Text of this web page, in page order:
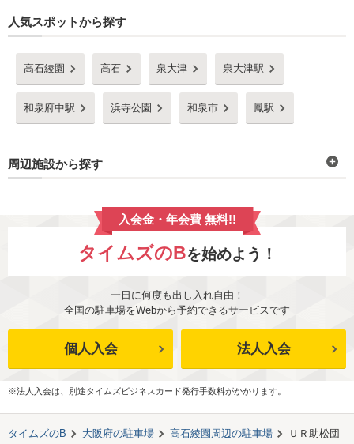
人気スポットから探す
高石綾園 高石 泉大津 泉大津駅
和泉府中駅 浜寺公園 和泉市 鳳駅
周辺施設から探す
入会金・年会費 無料!!
タイムズのBを始めよう！
一日に何度も出し入れ自由！
全国の駐車場をWebから予約できるサービスです
個人入会 法人入会
※法人入会は、別途タイムズビジネスカード発行手数料がかかります。
タイムズのB 大阪府の駐車場 高石綾園 周辺の駐車場
ＵＲ助松団